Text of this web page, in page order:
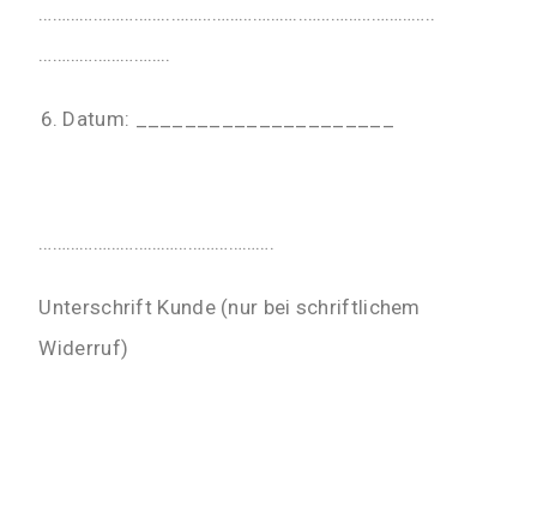
………………………..………………………..………………………..
………………………..
Datum: _____________________
…………………………………………….
Unterschrift Kunde (nur bei schriftlichem
Widerruf)